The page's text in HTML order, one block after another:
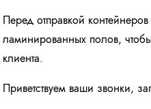
Перед отправкой
ламинированных полов,
клиента.
Приветствуем ваши звонки,